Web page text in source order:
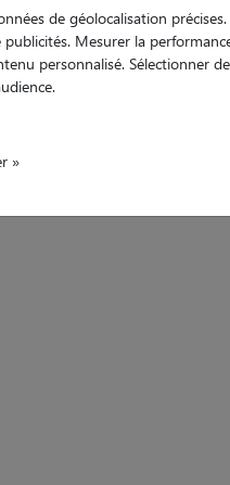
de géolocalisation
Mesurer la
personnalisé. Sélectionner
»